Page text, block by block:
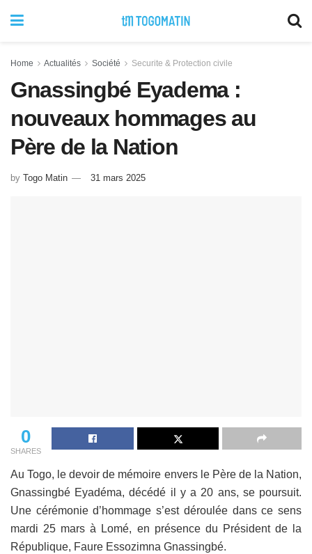
Home Actualités Société Securite & Protection civile
Gnassingbé Eyadema :
nouveaux hommages au
Père de la Nation
by Togo Matin 31 mars 2025
0
SHARES
Au Togo, le devoir de mémoire envers le Père de la Nation,
Gnassingbé Eyadéma, décédé il y a 20 ans, se poursuit.
Une cérémonie d’hommage s’est déroulée dans ce sens
mardi 25 mars à Lomé, en présence du Président de la
République, Faure Essozimna Gnassingbé.